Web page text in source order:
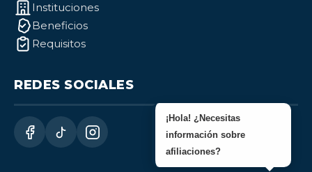
Instituciones
Beneficios
Requisitos
REDES SOCIALES
¡Hola! ¿Necesitas
información sobre
afiliaciones?